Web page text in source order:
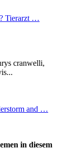
Tierarzt …
cranwelli,
and …
in diesem